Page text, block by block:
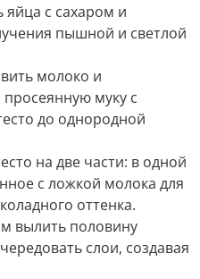
яйца с сахаром и
пышной и светлой
молоко и
муку с
до однородной
на две части: в одной
с ложкой молока для
оттенка.
вылить половину
слои, создавая